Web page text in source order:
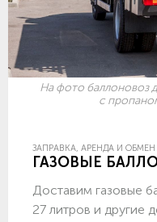
На фото баллоновоз
с
ЗАПРАВКА, АРЕНДА И ОБМЕН
ГАЗОВЫЕ
Доставим газовые
27 литров и другие